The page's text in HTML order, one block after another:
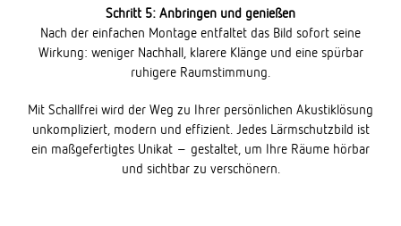
Schritt 5: Anbringen und genießen
Nach der einfachen Montage entfaltet das Bild sofort seine
Wirkung: weniger Nachhall, klarere Klänge und eine spürbar
ruhigere Raumstimmung.
Mit Schallfrei wird der Weg zu Ihrer persönlichen Akustiklösung
unkompliziert, modern und effizient. Jedes Lärmschutzbild ist
ein maßgefertigtes Unikat – gestaltet, um Ihre Räume hörbar
und sichtbar zu verschönern.